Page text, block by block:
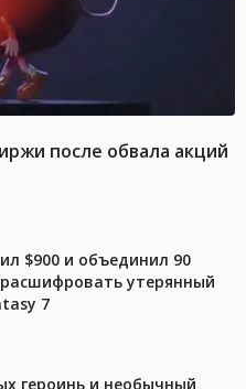
после обвала акций
$900 и объединил 90
утерянный
7
героинь и необычный